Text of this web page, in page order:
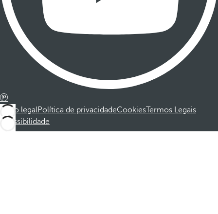
Aviso legalPolítica de privacidadeCookiesTermos Legais
Acessibilidade